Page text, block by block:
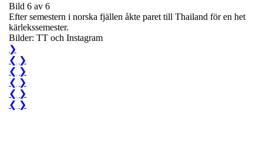
Bild 6 av 6
Efter semestern i norska fjällen åkte paret till Thailand för en het
kärlekssemester.
Bilder: TT och Instagram
❯
❮ ❯
❮ ❯
❮ ❯
❮ ❯
❮ ❯